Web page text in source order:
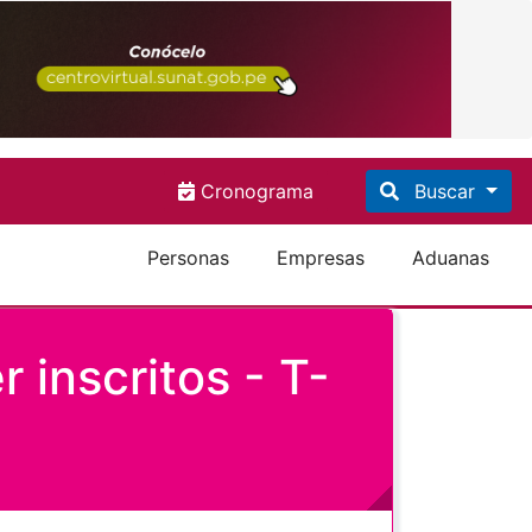
Cronograma Buscar
Personas Empresas Aduanas
inscritos - T-